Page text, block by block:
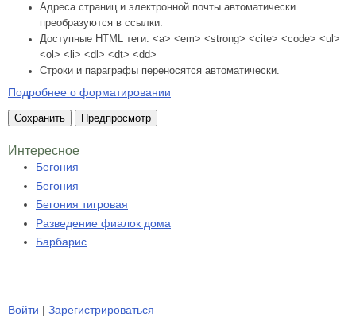
Адреса страниц и электронной почты автоматически
преобразуются в ссылки.
Доступные HTML теги: <a> <em> <strong> <cite> <code> <ul>
<ol> <li> <dl> <dt> <dd>
Строки и параграфы переносятся автоматически.
Подробнее о форматировании
Интересное
Бегония
Бегония
Бегония тигровая
Разведение фиалок дома
Барбарис
Войти | Зарегистрироваться